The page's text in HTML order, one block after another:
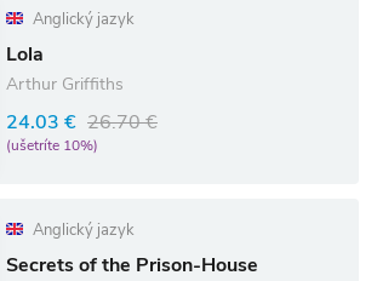
Anglický jazyk
Lola
Arthur Griffiths
24.03 € 26.70 €
(ušetríte 10%)
Anglický jazyk
Secrets of the Prison-House